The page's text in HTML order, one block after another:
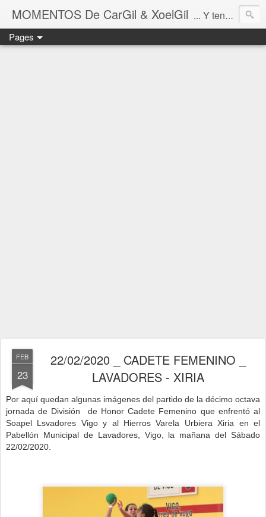
MOMENTOS De CarGil & XoelGil ... Y tengan cuidado ahí fuera, por favor.
Pages
FEB
23
22/02/2020 _ CADETE FEMENINO _
LAVADORES - XIRIA
Por aquí quedan algunas imágenes del partido de la décimo octava
jornadade División de Honor Cadete Femenino que enfrentó al
Soapel Lsvadores Vigo y al Hierros Varela Urbiera Xiria en el
Pabellón Municipal de Lavadores, Vigo, la mañana del Sábado
22/02/2020.